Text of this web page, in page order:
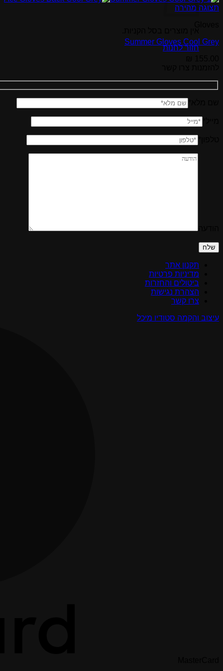
חזור לחנות
תצוגה מהירה
Summer Gloves Cool Grey
leave
empty.
תקנון אתר
מדיניות פרטיות
ביטולים והחזרות
הצהרת נגישות
צרו קשר
עיצוב והקמה סטודיו מיכל